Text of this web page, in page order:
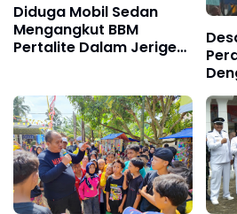
Diduga Mobil Sedan
Mengangkut BBM
Pertalite Dalam Jerigen